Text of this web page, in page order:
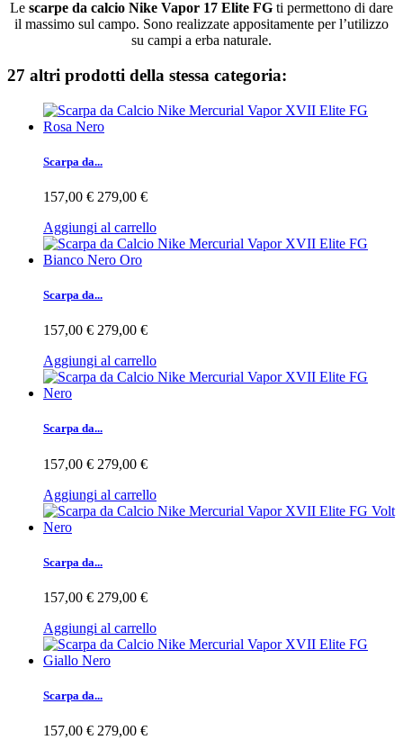
Le scarpe da calcio Nike Vapor 17 Elite FG ti permettono di dare
il massimo sul campo. Sono realizzate appositamente per l’utilizzo
su campi a erba naturale.
27 altri prodotti della stessa categoria:
Scarpa da...
157,00 € 279,00 €
Aggiungi al carrello
Scarpa da...
157,00 € 279,00 €
Aggiungi al carrello
Scarpa da...
157,00 € 279,00 €
Aggiungi al carrello
Scarpa da...
157,00 € 279,00 €
Aggiungi al carrello
Scarpa da...
157,00 € 279,00 €